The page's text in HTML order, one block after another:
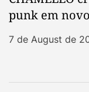
punk em
7 de August de